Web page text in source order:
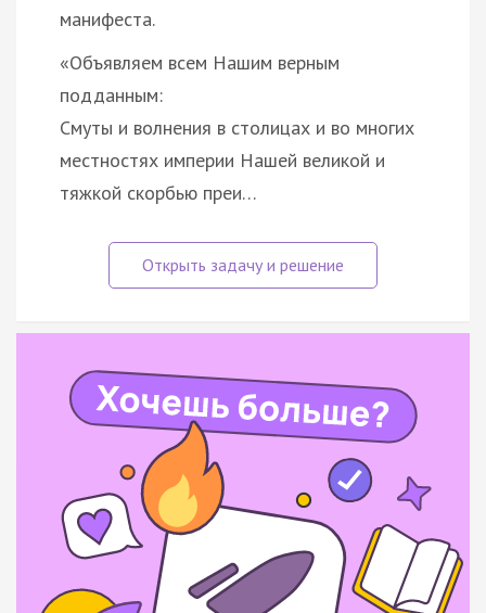
манифеста.
«Объявляем всем Нашим верным
подданным:
Смуты и волнения в столицах и во многих
местностях империи Нашей великой и
тяжкой скорбью преи…